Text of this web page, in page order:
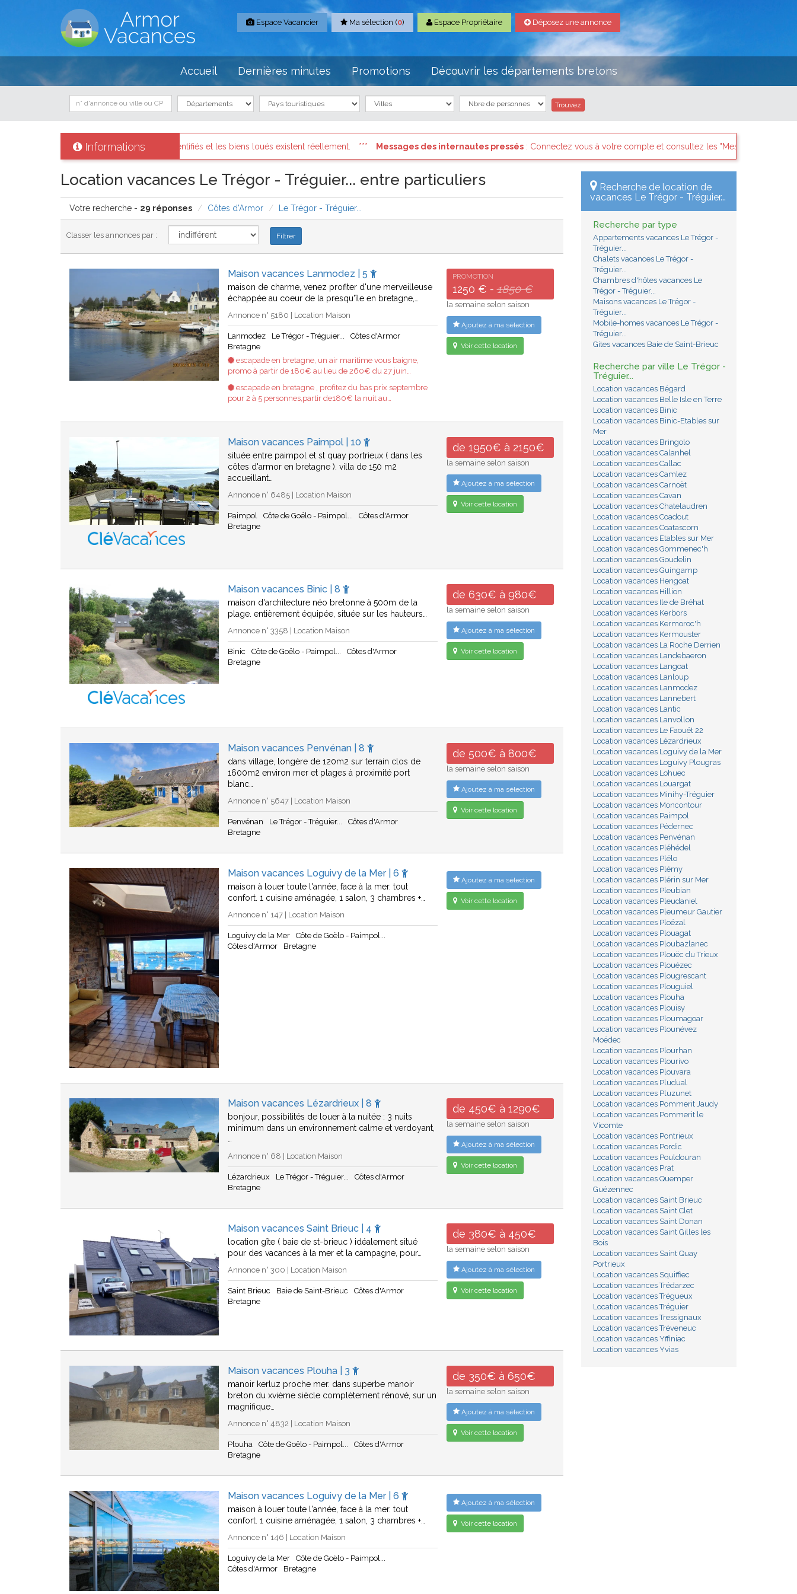
Espace Vacancier Ma sélection (0) Espace Propriétaire Déposez une annonce
Accueil Dernières minutes Promotions Découvrir les départements bretons
Informations
sont identifiés et les biens loués existent réellement. Messages des internautes pressés: Connectez vous à votre compte et consultez les "Messages des internautes pressés" il y a sans doute
Location vacances Le Trégor - Tréguier... entre particuliers
Votre recherche - 29 réponses Côtes d'Armor Le Trégor - Tréguier...
Classer les annonces par :
Maison vacances Lanmodez | 5
maison de charme, venez profiter d'une merveilleuse
échappée au coeur de la presqu'île en bretagne,…
Annonce n° 5180 | Location Maison
Lanmodez Le Trégor - Tréguier...
Côtes d'Armor
Bretagne
escapade en bretagne, un air maritime vous baigne,
promo à partir de 180€ au lieu de 260€ du 27 juin…
escapade en bretagne , profitez du bas prix septembre
pour 2 à 5 personnes,partir de180€ la nuit au…
PROMOTION
1250 € -1850 €
la semaine selon saison
Ajoutez à ma sélection
Voir cette location
Maison vacances Paimpol | 10
située entre paimpol et st quay portrieux ( dans les
côtes d'armor en bretagne ). villa de 150 m2
accueillant…
Annonce n° 6485 | Location Maison
Paimpol Côte de Goëlo - Paimpol...
Côtes d'Armor
Bretagne
de 1950€ à 2150€
la semaine selon saison
Ajoutez à ma sélection
Voir cette location
Maison vacances Binic | 8
maison d'architecture néo bretonne à 500m de la
plage. entièrement équipée, située sur les hauteurs…
Annonce n° 3358 | Location Maison
Binic Côte de Goëlo - Paimpol...
Côtes d'Armor
Bretagne
de 630€ à 980€
la semaine selon saison
Ajoutez à ma sélection
Voir cette location
Maison vacances Penvénan | 8
dans village, longère de 120m2 sur terrain clos de
1600m2 environ mer et plages à proximité port
blanc…
Annonce n° 5647 | Location Maison
Penvénan Le Trégor - Tréguier...
Côtes d'Armor
Bretagne
de 500€ à 800€
la semaine selon saison
Ajoutez à ma sélection
Voir cette location
Maison vacances Loguivy de la Mer | 6
maison à louer toute l'année, face à la mer. tout
confort. 1 cuisine aménagée, 1 salon, 3 chambres +…
Annonce n° 147 | Location Maison
Loguivy de la Mer
Côte de Goëlo - Paimpol...
Côtes d'Armor
Bretagne
Ajoutez à ma sélection
Voir cette location
Maison vacances Lézardrieux | 8
bonjour, possibilités de louer à la nuitée : 3 nuits
minimum dans un environnement calme et verdoyant,
Annonce n° 68 | Location Maison
Lézardrieux Le Trégor - Tréguier...
Côtes d'Armor
Bretagne
de 450€ à 1290€
la semaine selon saison
Ajoutez à ma sélection
Voir cette location
Maison vacances Saint Brieuc | 4
location gîte ( baie de st-brieuc ) idéalement situé
pour des vacances à la mer et la campagne, pour…
Annonce n° 300 | Location Maison
Saint Brieuc Baie de Saint-Brieuc
Côtes d'Armor
Bretagne
de 380€ à 450€
la semaine selon saison
Ajoutez à ma sélection
Voir cette location
Maison vacances Plouha | 3
manoir kerluz proche mer. dans superbe manoir
breton du xvième siècle complètement rénové, sur un
magnifique…
Annonce n° 4832 | Location Maison
Plouha Côte de Goëlo - Paimpol...
Côtes d'Armor
Bretagne
de 350€ à 650€
la semaine selon saison
Ajoutez à ma sélection
Voir cette location
Maison vacances Loguivy de la Mer | 6
maison à louer toute l'année, face à la mer. tout
confort. 1 cuisine aménagée, 1 salon, 3 chambres +…
Annonce n° 146 | Location Maison
Loguivy de la Mer
Côte de Goëlo - Paimpol...
Côtes d'Armor
Bretagne
Ajoutez à ma sélection
Voir cette location
Recherche de location de
vacances Le Trégor - Tréguier...
Recherche par type
Appartements vacances Le Trégor -
Tréguier...
Chalets vacances Le Trégor -
Tréguier...
Chambres d'hôtes vacances Le
Trégor - Tréguier...
Maisons vacances Le Trégor -
Tréguier...
Mobile-homes vacances Le Trégor -
Tréguier...
Gites vacances Baie de Saint-Brieuc
Recherche par ville Le Trégor -
Tréguier...
Location vacances Bégard
Location vacances Belle Isle en Terre
Location vacances Binic
Location vacances Binic-Etables sur
Mer
Location vacances Bringolo
Location vacances Calanhel
Location vacances Callac
Location vacances Camlez
Location vacances Carnoët
Location vacances Cavan
Location vacances Chatelaudren
Location vacances Coadout
Location vacances Coatascorn
Location vacances Etables sur Mer
Location vacances Gommenec'h
Location vacances Goudelin
Location vacances Guingamp
Location vacances Hengoat
Location vacances Hillion
Location vacances Ile de Bréhat
Location vacances Kerbors
Location vacances Kermoroc'h
Location vacances Kermouster
Location vacances La Roche Derrien
Location vacances Landebaeron
Location vacances Langoat
Location vacances Lanloup
Location vacances Lanmodez
Location vacances Lannebert
Location vacances Lantic
Location vacances Lanvollon
Location vacances Le Faouët 22
Location vacances Lézardrieux
Location vacances Loguivy de la Mer
Location vacances Loguivy Plougras
Location vacances Lohuec
Location vacances Louargat
Location vacances Minihy-Tréguier
Location vacances Moncontour
Location vacances Paimpol
Location vacances Pédernec
Location vacances Penvénan
Location vacances Pléhédel
Location vacances Plélo
Location vacances Plémy
Location vacances Plérin sur Mer
Location vacances Pleubian
Location vacances Pleudaniel
Location vacances Pleumeur Gautier
Location vacances Ploézal
Location vacances Plouagat
Location vacances Ploubazlanec
Location vacances Plouëc du Trieux
Location vacances Plouézec
Location vacances Plougrescant
Location vacances Plouguiel
Location vacances Plouha
Location vacances Plouisy
Location vacances Ploumagoar
Location vacances Plounévez
Moëdec
Location vacances Plourhan
Location vacances Plourivo
Location vacances Plouvara
Location vacances Pludual
Location vacances Pluzunet
Location vacances Pommerit Jaudy
Location vacances Pommerit le
Vicomte
Location vacances Pontrieux
Location vacances Pordic
Location vacances Pouldouran
Location vacances Prat
Location vacances Quemper
Guézennec
Location vacances Saint Brieuc
Location vacances Saint Clet
Location vacances Saint Donan
Location vacances Saint Gilles les
Bois
Location vacances Saint Quay
Portrieux
Location vacances Squiffiec
Location vacances Trédarzec
Location vacances Trégueux
Location vacances Tréguier
Location vacances Tressignaux
Location vacances Tréveneuc
Location vacances Yffiniac
Location vacances Yvias